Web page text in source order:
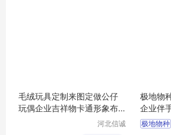
毛绒玩具定制来图定做公仔
玩偶企业吉祥物卡通形象布
河北信诚
极地物
企业伴
-04
极地物种